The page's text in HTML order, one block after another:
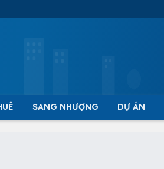
SANG NHƯỢNG DỰ ÁN